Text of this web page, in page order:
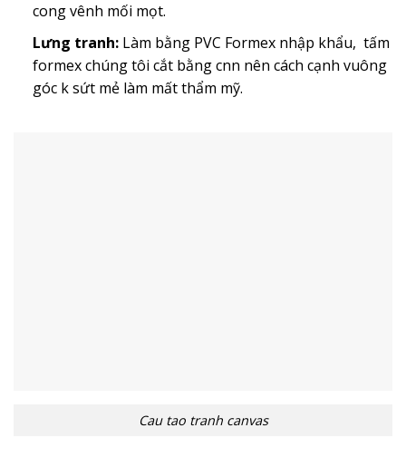
cong vênh mối mọt.
Lưng tranh:Làm bằng PVC Formex nhập khẩu, tấm
formex chúng tôi cắt bằng cnn nên cách cạnh vuông
góc k sứt mẻ làm mất thẩm mỹ.
Cau tao tranh canvas